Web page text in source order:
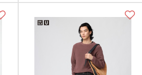
коллекция F1 APXGP 1160333565
34W 32L
Купить